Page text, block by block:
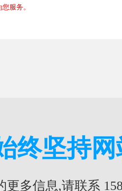
服务。
终坚持
多信息,请联系